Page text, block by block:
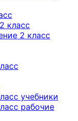
класс
2 класс
учебники
рабочие